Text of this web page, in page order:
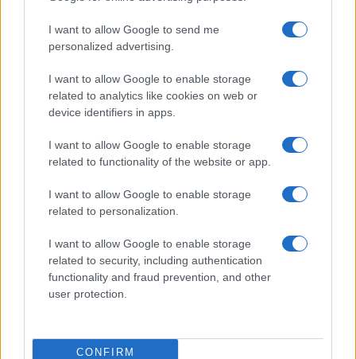
I want to allow Google to send me
personalized advertising.
I want to allow Google to enable storage
related to analytics like cookies on web or
device identifiers in apps.
I want to allow Google to enable storage
related to functionality of the website or app.
I want to allow Google to enable storage
related to personalization.
I want to allow Google to enable storage
related to security, including authentication
functionality and fraud prevention, and other
user protection.
CONFIRM
Túlfogyasztás napja - július 30-ra
felhasználta az emberiség a Föld egész
Feliratkozom a hírlevélre és elfogadom azadatvédelmi
szabályzatot!